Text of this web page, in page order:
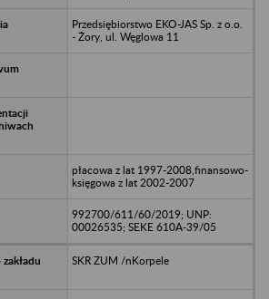
Przedsiębiorstwo EKO-JAS Sp. z o.o.
- Żory, ul. Węglowa 11
płacowa z lat 1997-2008,finansowo-
księgowa z lat 2002-2007
992700/611/60/2019; UNP:
00026535; SEKE 610A-39/05
SKR ZUM /nKorpele